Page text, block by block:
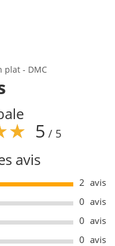
plat - DMC
5 / 5
avis
2 avis
0 avis
0 avis
0 avis